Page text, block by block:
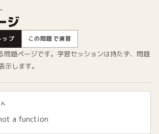
ジ
ップ この問題で演習
問題ページです。学習セッションは持たず、問題
示します。
a function